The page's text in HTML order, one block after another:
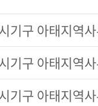
기구 아태지역
기구 아태지역
기구 아태지역